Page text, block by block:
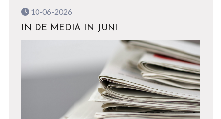
10-06-2026
IN DE MEDIA IN JUNI